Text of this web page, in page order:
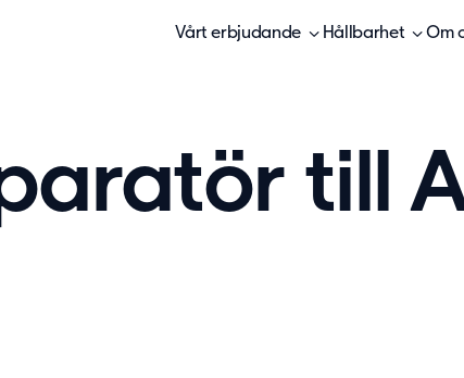
Vårt erbjudande Hållbarhet Om
till